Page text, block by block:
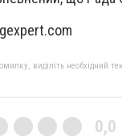
виділіть необхідний
0,0